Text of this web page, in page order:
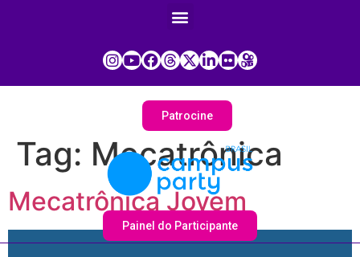
Patrocine
Painel do Participante
Tag: Mecatrônica
Mecatrônica Jovem